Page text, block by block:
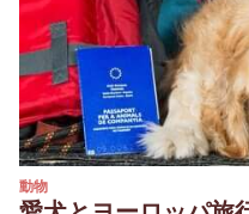
動物